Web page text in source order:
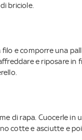
briciole.
filo e comporre una
e riposare
di rapa. Cuocerle in
cotte e asciutte e